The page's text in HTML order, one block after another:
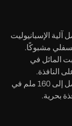
آلية الإسبانيوليت
مشبوكًا.
المائل في
النافذة.
والنتيجة هي فتحة إمالة متحكم بها، عادةً ما تصل إلى 160 ملم في
بحرية.